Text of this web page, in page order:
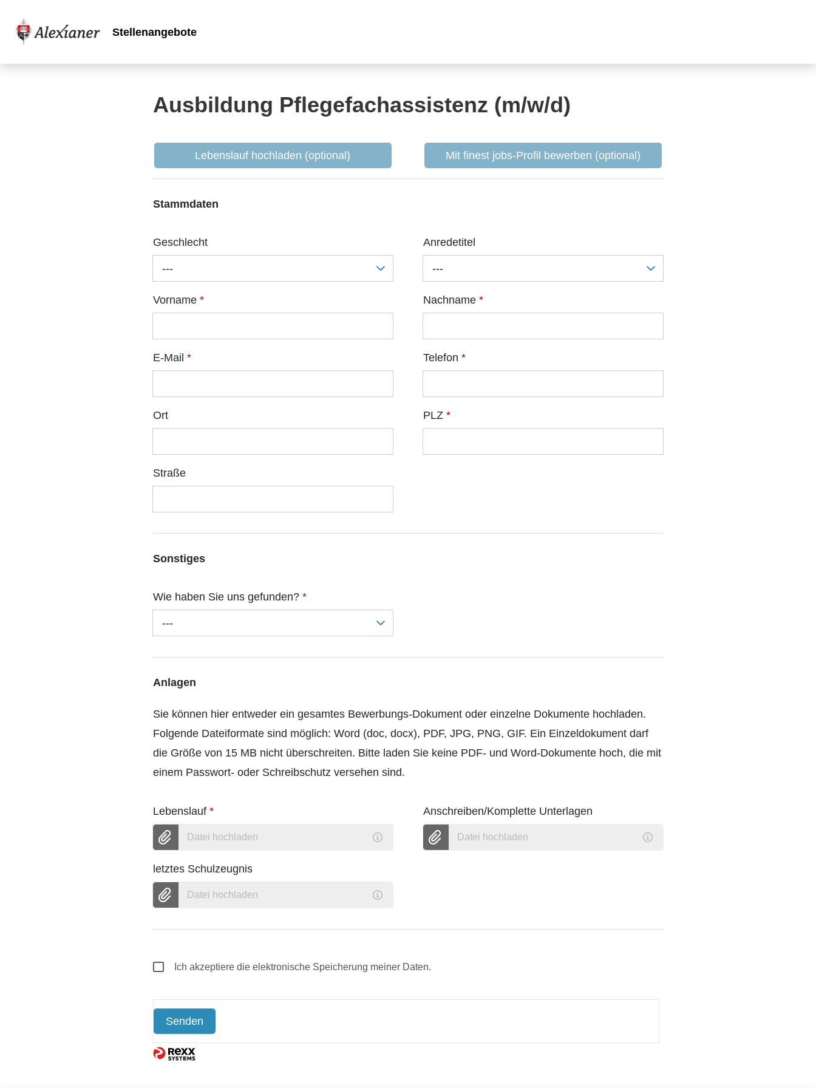
Stellenangebote
Ausbildung Pflegefachassistenz (m/w/d)
Lebenslauf hochladen (optional) Mit finest jobs-Profil bewerben (optional)
Stammdaten
Geschlecht
---
Anredetitel
---
Vorname * Nachname*
E-Mail * Telefon*
Ort PLZ*
Straße
Sonstiges
Wie haben Sie uns gefunden? *
---
Anlagen
Sie können hier entweder ein gesamtes Bewerbungs-Dokument oder einzelne Dokumente hochladen.
Folgende Dateiformate sind möglich: Word (doc, docx), PDF, JPG, PNG, GIF. Ein Einzeldokument darf
die Größe von 15 MB nicht überschreiten. Bitte laden Sie keine PDF- und Word-Dokumente hoch, die mit
einem Passwort- oder Schreibschutz versehen sind.
Lebenslauf *
Datei hochladen
Anschreiben/Komplette Unterlagen
Datei hochladen
letztes Schulzeugnis
Datei hochladen
Ich akzeptiere die elektronische Speicherung meiner Daten.
Senden